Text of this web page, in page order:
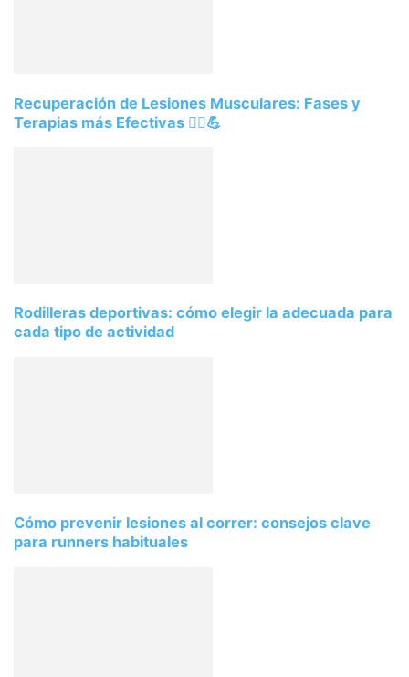
Recuperación de Lesiones Musculares: Fases y
Terapias más Efectivas 🏃‍♂️💪
Rodilleras deportivas: cómo elegir la adecuada para
cada tipo de actividad
Cómo prevenir lesiones al correr: consejos clave
para runners habituales